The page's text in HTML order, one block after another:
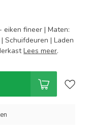
eiken fineer | Maten:
Schuifdeuren | Laden
Lees meer.